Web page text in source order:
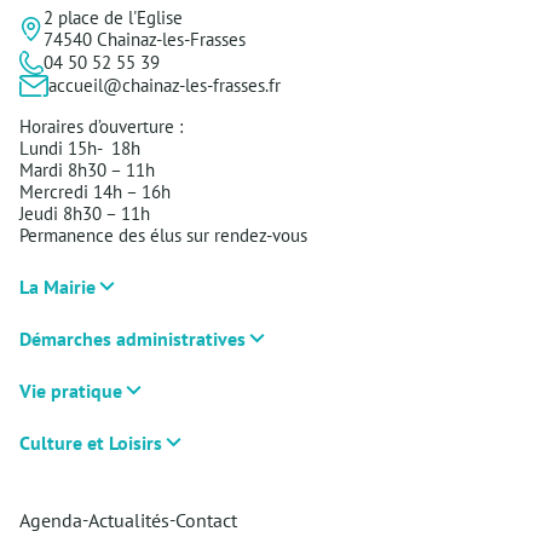
2 place de l'Eglise
74540 Chainaz-les-Frasses
04 50 52 55 39
accueil@chainaz-les-frasses.fr
Horaires d’ouverture :
Lundi 15h- 18h
Mardi 8h30 – 11h
Mercredi 14h – 16h
Jeudi 8h30 – 11h
Permanence des élus sur rendez-vous
La Mairie
Démarches administratives
Vie pratique
Culture et Loisirs
Agenda-Actualités-Contact